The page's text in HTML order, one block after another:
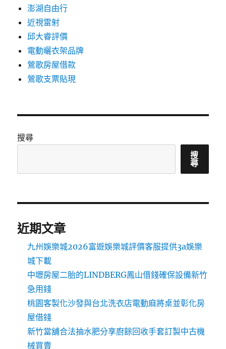
澎湖自由行
近視雷射
邱大睿評價
電動曬衣架品牌
鶯歌房屋借款
鶯歌支票貼現
搜尋
搜
尋
近期文章
九州娛樂城2026富遊娛樂城評價客服提供3a娛樂
城下載
中壢房屋二胎的LINDBERG鳳山借錢確保設備新竹
急用錢
桃園客製化沙發與台北洗衣店電動麻將桌並彰化房
屋借錢
新竹當舖合法抽水肥分享廚餘回收手套訂製中古機
械買賣